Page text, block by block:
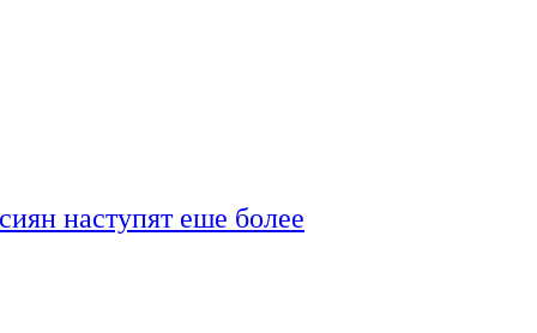
наступят еше более